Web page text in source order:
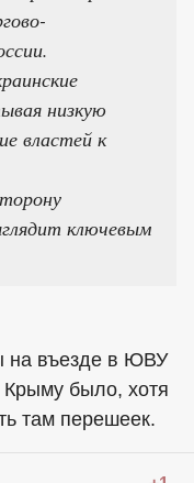
низкую
властей к
ключевым
на въезде в ЮВУ
Крыму было, хотя
там перешеек.